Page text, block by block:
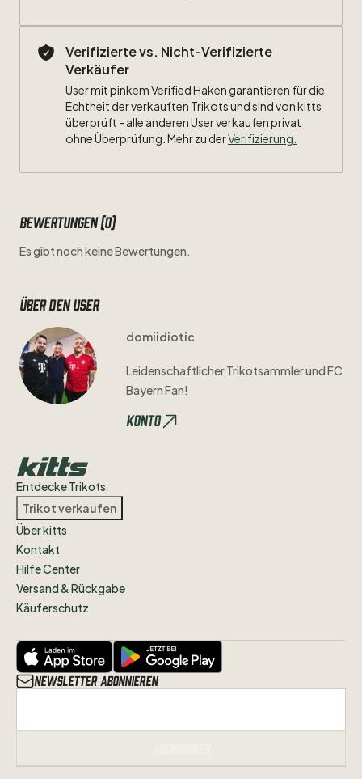
Verifizierte vs. Nicht-Verifizierte
Verkäufer
User mit pinkem Verified Haken garantieren für die
Echtheit der verkauften Trikots und sind von kitts
überprüft - alle anderen User verkaufen privat
ohne Überprüfung. Mehr zu derVerifizierung.
Bewertungen (0)
Es gibt noch keine Bewertungen.
Über den user
domiidiotic
LeidenschaftlicherTrikotsammlerundFC
BayernFan!
Konto
Entdecke Trikots
Trikot verkaufen
Über kitts
Kontakt
Hilfe Center
Versand & Rückgabe
Käuferschutz
Newsletter abonnieren